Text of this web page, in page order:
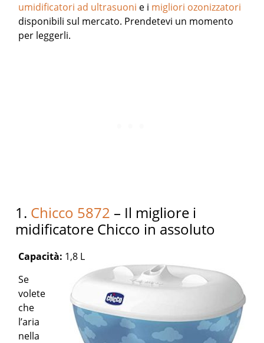
umidificatori ad ultrasuoni e i migliori ozonizzatori
disponibili sul mercato. Prendetevi un momento
per leggerli.
1. Chicco 5872 – Il migliore i
midificatore Chicco in assoluto
Capacità: 1,8 L
Se
volete
che
l’aria
nella